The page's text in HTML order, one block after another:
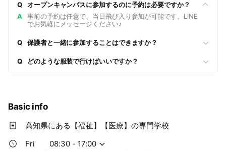
Q
オープンキャンパスに参加するのに予約は必要ですか？
A
事前の予約は任意で、当日飛び入り参加が可能です。LINE
でお気軽にメッセージください♪
Q 保護者と一緒に参加することはできますか？
Q どのような服装で行けばいいですか？
Basic info
高知県にある【福祉】【医療】の専門学校
Fri
08:30 - 17:00